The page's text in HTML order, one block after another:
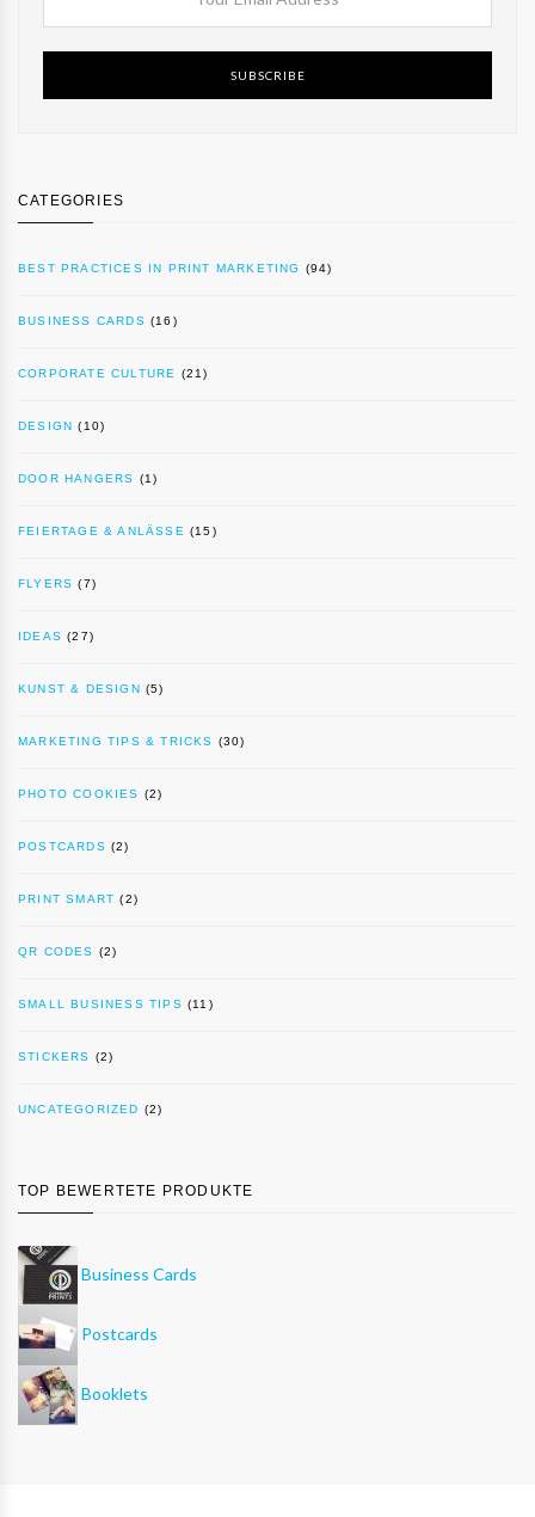
SUBSCRIBE
CATEGORIES
BEST PRACTICES IN PRINT MARKETING (94)
BUSINESS CARDS (16)
CORPORATE CULTURE (21)
DESIGN (10)
DOOR HANGERS (1)
FEIERTAGE & ANLÄSSE (15)
FLYERS (7)
IDEAS (27)
KUNST & DESIGN (5)
MARKETING TIPS & TRICKS (30)
PHOTO COOKIES (2)
POSTCARDS (2)
PRINT SMART (2)
QR CODES (2)
SMALL BUSINESS TIPS (11)
STICKERS (2)
UNCATEGORIZED (2)
TOP BEWERTETE PRODUKTE
Business Cards
Postcards
Booklets